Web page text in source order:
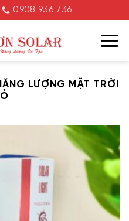
0908 936 736
LƯỢNG MẶT TRỜI